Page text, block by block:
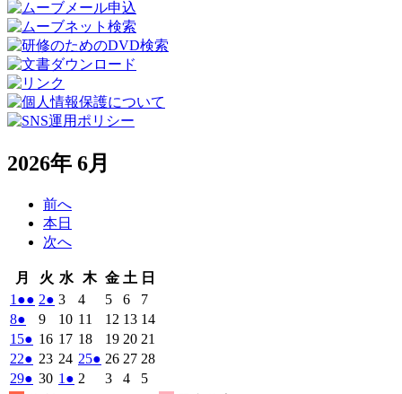
2026年 6月
前へ
本日
次へ
月
月
曜
日
火 火
曜
日
水 水
曜
日
木木
曜
日
金金
曜
日
土 土
曜
日
日
1 2026
年
6
月
1
日
●● (2
件
の
イ
ベ
ン
22026
年
6
月
2
日
● (1
件
の
イ
ベ
ン
32026
年
6
月
3
日
42026
年
6
月
4
日
52026
年
6
月
5
日
62026
年
6
月
6
日
72026
年
6
月
7
日
82026
年
6
月
8
●
件
の
イ
92026
年
6
月
9
102026
年
月
10
11
2026
6
月
11
12 2026
年
6
月
12
132026
年
6
月
13
142026
14
152026
年
6
月
● (1
件
の
162026
年
6
月
172026
年
月
182026
年
192026
年
202026
年
6
21
月
222026
年
● (1
件
232026
年
242026
年
252026
● (1
件
262026
年
272026
年
282026
292026
● (1
302026
1 2026
● (1
2 2026
32026
42026
52026